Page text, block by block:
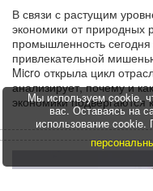
В связи с растущим
экономики от
промышленность сегодня
привлекательной
Micro открыла цикл
анализирует, почему и
экономики подвергаются
Мы используем cookie,
вас. Оставаясь на
использование cookie.